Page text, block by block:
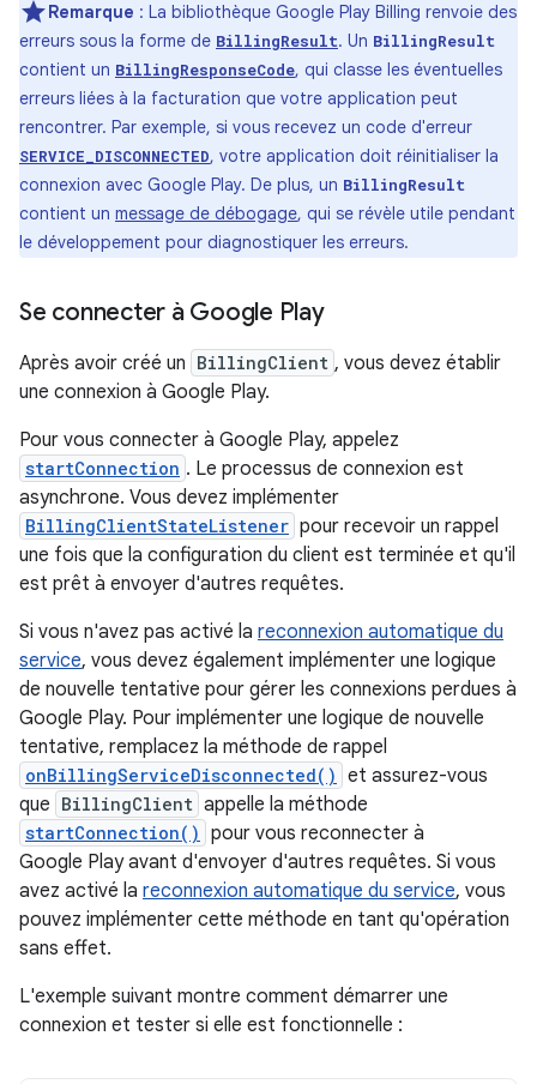
Remarque : La bibliothèque Google Play Billing renvoie des
erreurs sous la forme de BillingResult. Un BillingResult
contient un BillingResponseCode, qui classe les éventuelles
erreurs liées à la facturation que votre application peut
rencontrer. Par exemple, si vous recevez un code d'erreur
SERVICE_DISCONNECTED, votre application doit réinitialiser la
connexion avec Google Play. De plus, un BillingResult
contient un message de débogage, qui se révèle utile pendant
le développement pour diagnostiquer les erreurs.
Se connecter à Google Play
Après avoir créé un BillingClient , vous devez établir
une connexion à Google Play.
Pour vous connecter à Google Play, appelez
startConnection . Le processus de connexion est
asynchrone. Vous devez implémenter
BillingClientStateListener pour recevoir un rappel
une fois que la configuration du client est terminée et qu'il
est prêt à envoyer d'autres requêtes.
Si vous n'avez pas activé la reconnexion automatique du
service, vous devez également implémenter une logique
de nouvelle tentative pour gérer les connexions perdues à
Google Play. Pour implémenter une logique de nouvelle
tentative, remplacez la méthode de rappel
onBillingServiceDisconnected() et assurez-vous
que BillingClient appelle la méthode
startConnection() pour vous reconnecter à
Google Play avant d'envoyer d'autres requêtes. Si vous
avez activé la reconnexion automatique du service, vous
pouvez implémenter cette méthode en tant qu'opération
sans effet.
L'exemple suivant montre comment démarrer une
connexion et tester si elle est fonctionnelle :